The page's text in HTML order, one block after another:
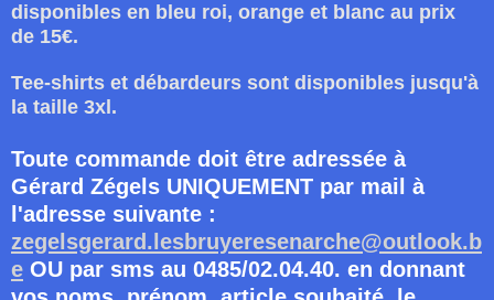
disponibles en bleu roi, orange et blanc au prix
de 15€.
Tee-shirts et débardeurs sont disponibles jusqu'à
la taille 3xl.
Toute commande doit être adressée à
Gérard Zégels UNIQUEMENT par mail à
l'adresse suivante :
zegelsgerard.lesbruyeresenarche@outlook.b
e OU par sms au 0485/02.04.40. en donnant